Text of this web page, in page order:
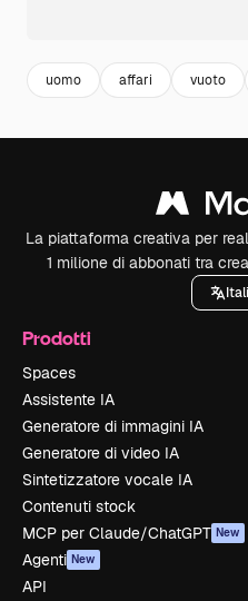
uomo affari vuoto
La piattaforma creativa per
1 milione di abbonati tra
Prodotti
Spaces
Assistente IA
Generatore di immagini IA
Generatore di video IA
Sintetizzatore vocale IA
Contenuti stock
MCP per Claude/ChatGPT New
Agenti New
API